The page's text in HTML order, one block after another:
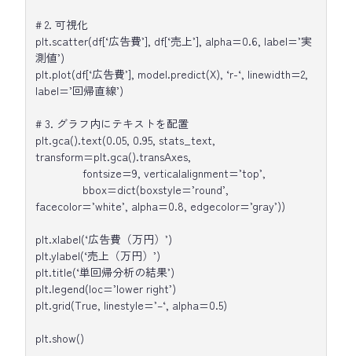
# 2. 可視化
plt.scatter(df[‘広告費’], df[‘売上’], alpha=0.6, label=’実
測値’)
plt.plot(df[‘広告費’], model.predict(X), ‘r-‘, linewidth=2,
label=’回帰直線’)
# 3. グラフ内にテキストを配置
plt.gca().text(0.05, 0.95, stats_text,
transform=plt.gca().transAxes,
fontsize=9, verticalalignment=’top’,
bbox=dict(boxstyle=’round’,
facecolor=’white’, alpha=0.8, edgecolor=’gray’))
plt.xlabel(‘広告費（万円）’)
plt.ylabel(‘売上（万円）’)
plt.title(‘単回帰分析の結果’)
plt.legend(loc=’lower right’)
plt.grid(True, linestyle=’–‘, alpha=0.5)
plt.show()